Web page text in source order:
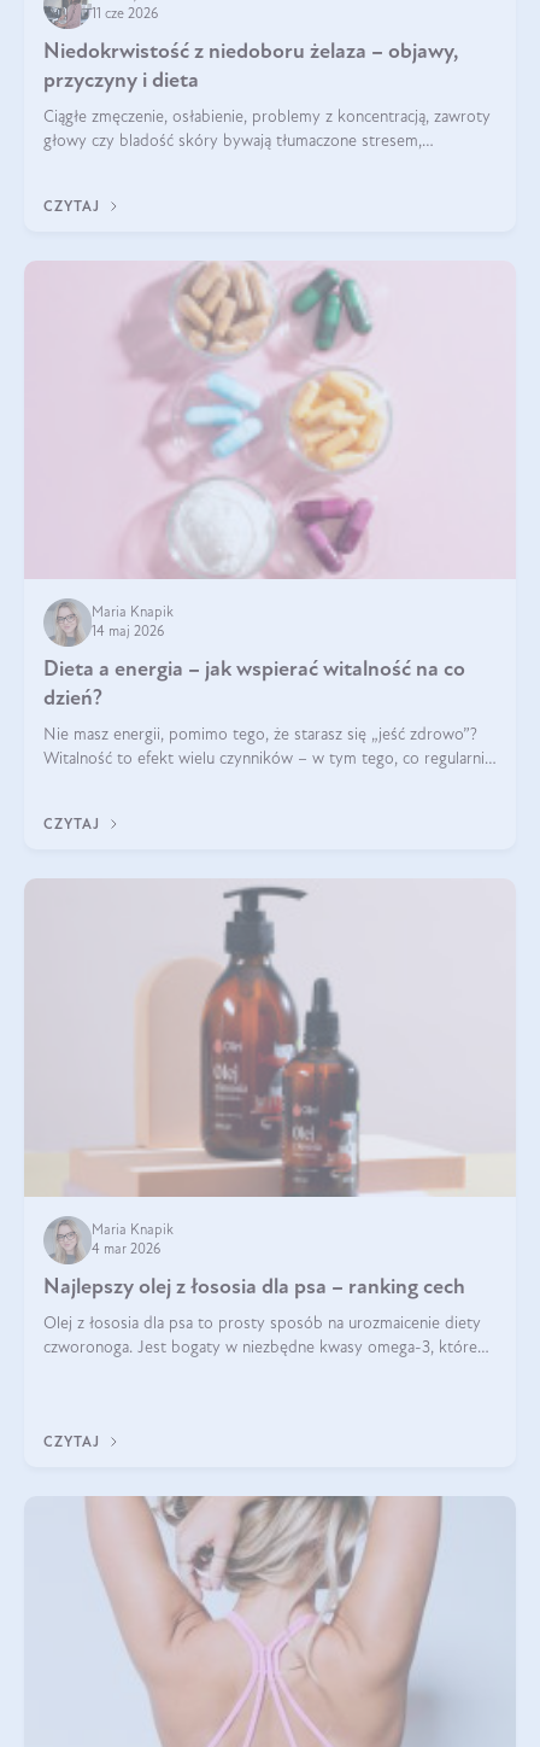
11 cze 2026
Niedokrwistość z niedoboru żelaza – objawy,
przyczyny i dieta
Ciągłe zmęczenie, osłabienie, problemy z koncentracją, zawroty
głowy czy bladość skóry bywają tłumaczone stresem,
CZYTAJ
Maria Knapik
14 maj 2026
Dieta a energia – jak wspierać witalność na co
dzień?
Nie masz energii, pomimo tego, że starasz się „jeść zdrowo”?
Witalność to efekt wielu czynników – w tym tego, co regularnie
CZYTAJ
Maria Knapik
4 mar 2026
Najlepszy olej z łososia dla psa – ranking cech
Olej z łososia dla psa to prosty sposób na urozmaicenie diety
czworonoga. Jest bogaty w niezbędne kwasy omega-3, które
CZYTAJ